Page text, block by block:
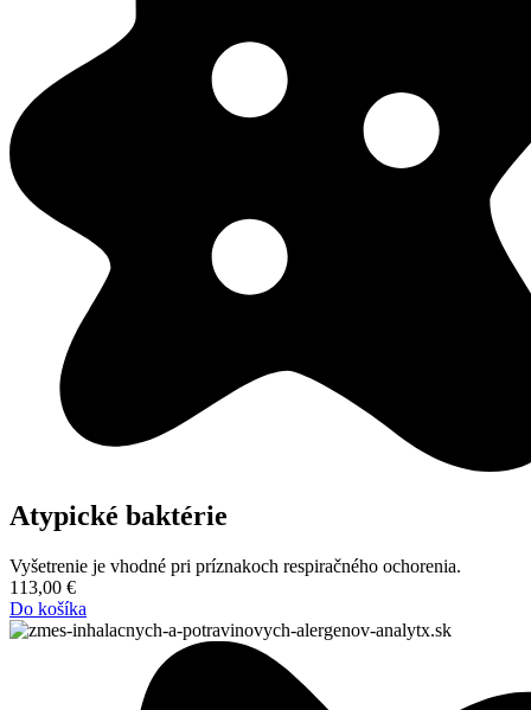
Atypické baktérie
Vyšetrenie je vhodné pri príznakoch respiračného ochorenia.
113,00 €
Do košíka